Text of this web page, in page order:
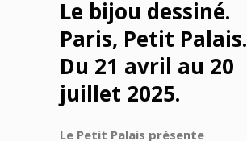
Le bijou dessiné.
Paris, Petit Palais.
Du 21 avril au 20
juillet 2025.
Le Petit Palais présente